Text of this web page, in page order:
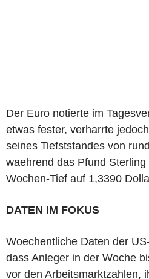
Der Euro notierte im
etwas fester, verharrte
seines Tiefststandes von
waehrend das Pfund
Wochen-Tief auf 1,3390
DATEN IM FOKUS
Woechentliche Daten der
dass Anleger in der Woche
vor den Arbeitsmarktzahlen,